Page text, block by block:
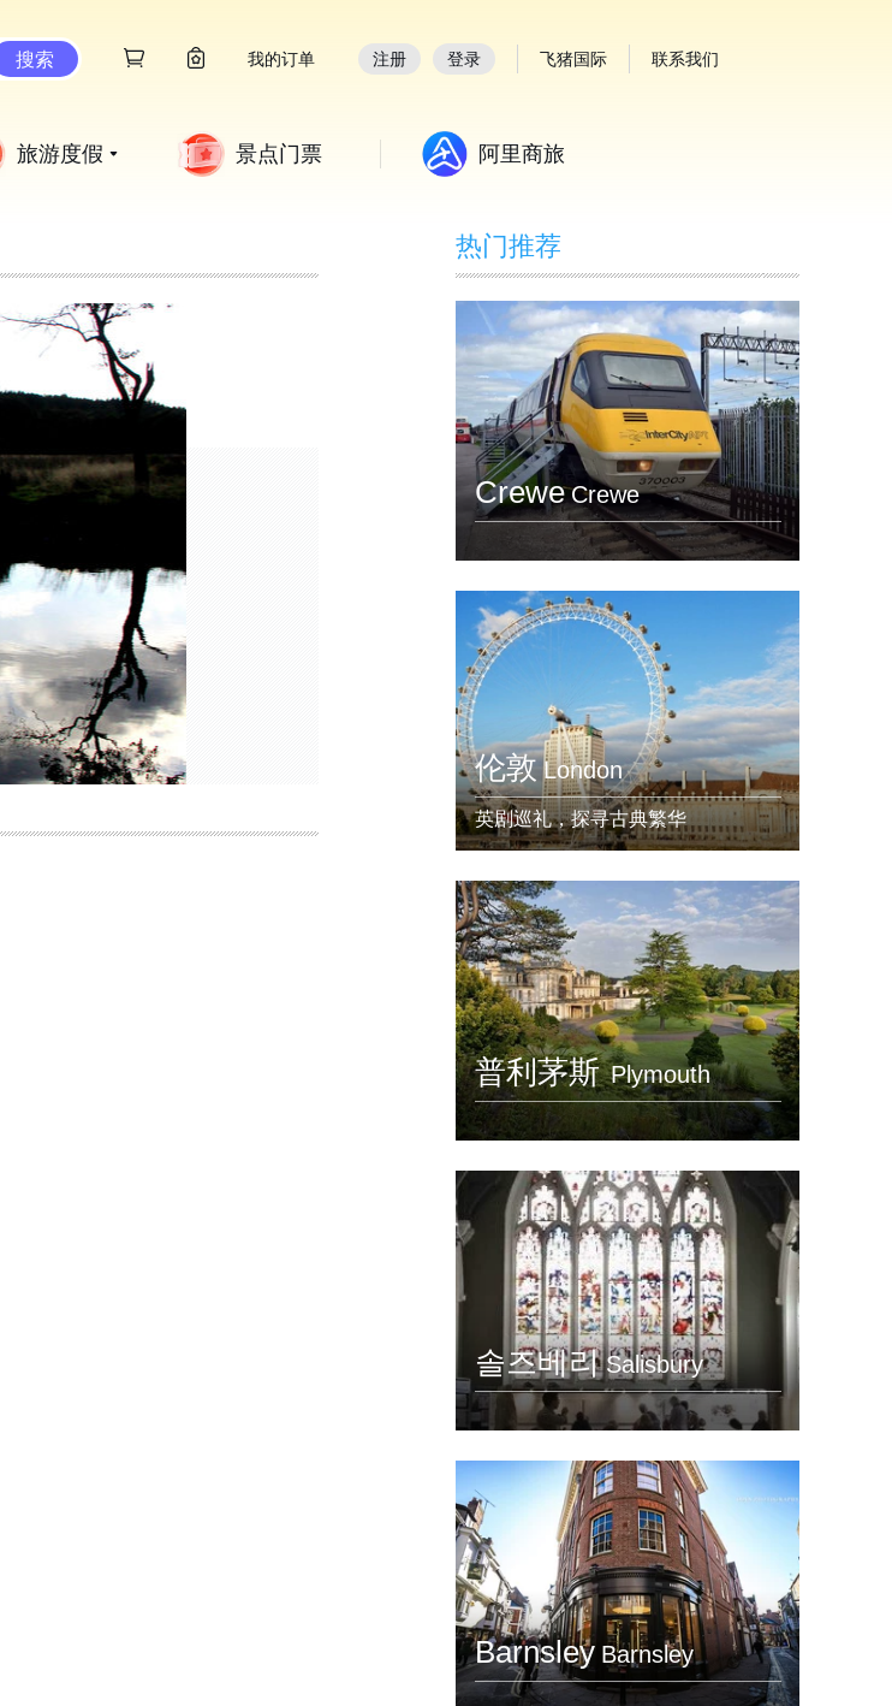
搜索 我的订单 注册 登录 飞猪国际 联系我们
旅游度假 景点门票 阿里商旅
热门推荐
Crewe Crewe
伦敦 London
英剧巡礼，探寻古典繁华
普利茅斯Plymouth
솔즈베리 Salisbury
Barnsley Barnsley